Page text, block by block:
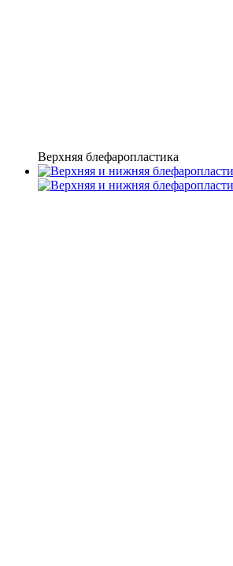
Верхняя блефаропластика